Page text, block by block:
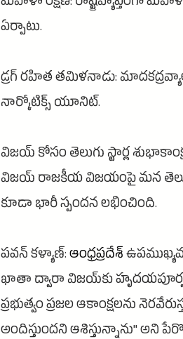
ఏర్పాటు.
డ్రగ్ రహిత తమిళనాడు:
నార్కోటిక్స్ యూనిట్.
విజయ్ కోసం తెలుగు స్టార్ల
విజయ్ రాజకీయ విజయంపై మన
కూడా భారీ స్పందన లభించింది.
పవన్ కళ్యాణ్:ఆంధ్రప్రదేశ్
ఖాతా ద్వారా విజయ్‌కు హృదయపూర్వక
ప్రభుత్వం ప్రజల ఆకాంక్షలను
అందిస్తుందని ఆశిస్తున్నాను" అని